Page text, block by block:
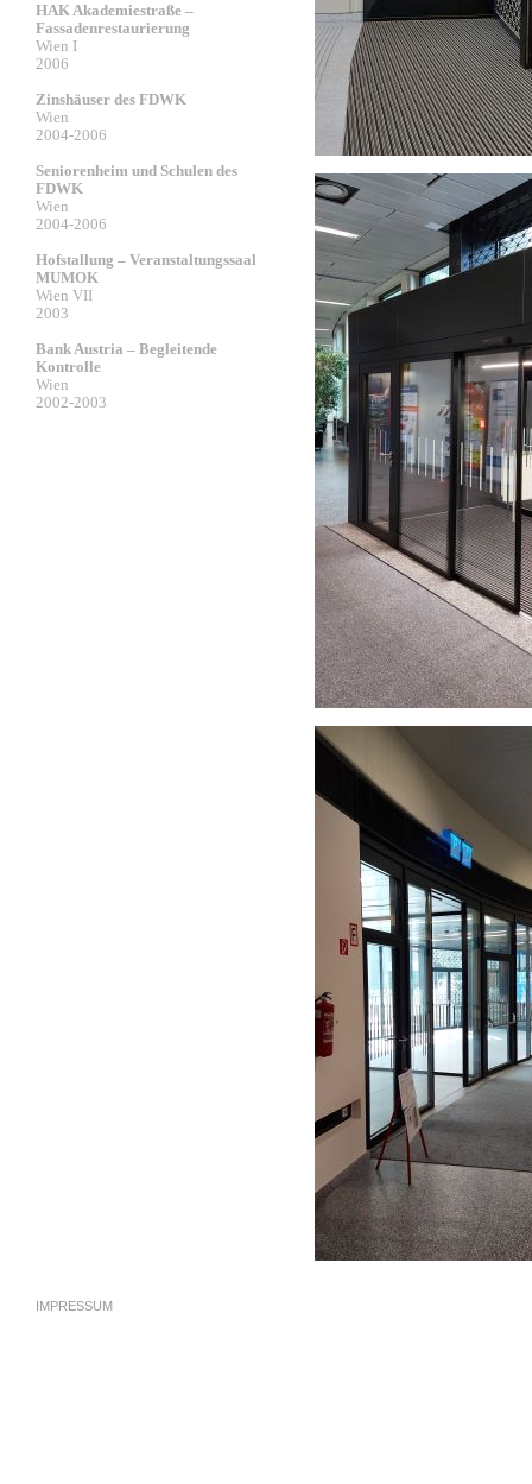
HAK Akademiestraße –
Fassadenrestaurierung
Wien I
2006
Zinshäuser des FDWK
Wien
2004-2006
Seniorenheim und Schulen des
FDWK
Wien
2004-2006
Hofstallung – Veranstaltungssaal
MUMOK
Wien VII
2003
Bank Austria – Begleitende
Kontrolle
Wien
2002-2003
IMPRESSUM